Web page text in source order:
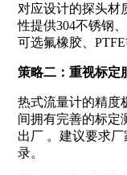
对应设计的探头材
性提供304不锈钢
可选氟橡胶、
策略二：重视标定
热式流量计的精度
间拥有完善的标定
出厂 。建议要求
录。